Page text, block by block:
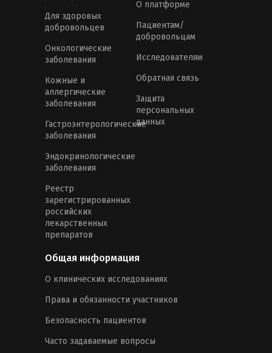
Для здоровых
добровольцев
Онкологические
заболевания
Кожные и
аллергические
заболевания
Гастроэнтерологические
заболевания
Эндокринологические
заболевания
Реестр
зарегистрированных
российских
лекарственных
препаратов
О платформе
Пациентам/
добровольцам
Исследователям
Обратная связь
Защита
персональных
данных
Общая информация
О клинических исследованиях
Права и обязанности участников
Безопасность пациентов
Часто задаваемые вопросы